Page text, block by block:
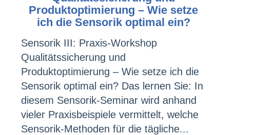
Produktoptimierung – Wie setze
ich die Sensorik optimal ein?
Sensorik III: Praxis-Workshop
Qualitätssicherung und
Produktoptimierung – Wie setze ich die
Sensorik optimal ein? Das lernen Sie: In
diesem Sensorik-Seminar wird anhand
vieler Praxisbeispiele vermittelt, welche
Sensorik-Methoden für die tägliche...